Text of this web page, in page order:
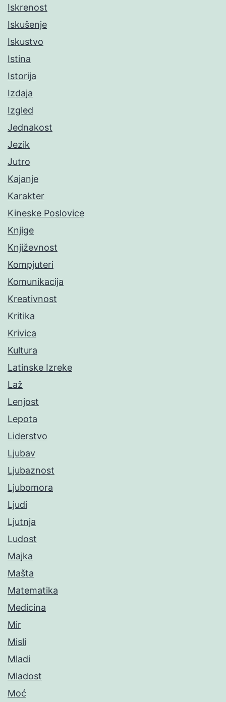
Iskrenost
Iskušenje
Iskustvo
Istina
Istorija
Izdaja
Izgled
Jednakost
Jezik
Jutro
Kajanje
Karakter
Kineske Poslovice
Knjige
Književnost
Kompjuteri
Komunikacija
Kreativnost
Kritika
Krivica
Kultura
Latinske Izreke
Laž
Lenjost
Lepota
Liderstvo
Ljubav
Ljubaznost
Ljubomora
Ljudi
Ljutnja
Ludost
Majka
Mašta
Matematika
Medicina
Mir
Misli
Mladi
Mladost
Moć